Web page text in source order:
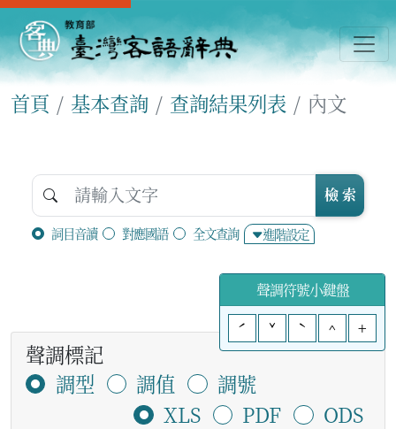
首頁 基本查詢 查詢結果列表 內文
詞目音讀 對應國語 全文查詢 進階設定
檢 索
聲調符號小鍵盤
ˊ
ˇ ˋ ^ +
聲調標記
調型
調值
調號
XLS
PDF
ODS